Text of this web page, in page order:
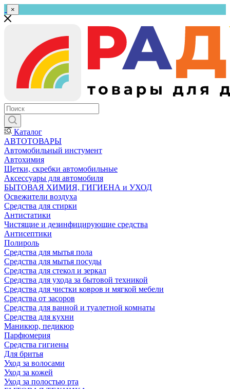
×
Каталог
АВТОТОВАРЫ
Автомобильный инстумент
Автохимия
Щетки, скребки автомобильные
Аксессуары для автомобиля
БЫТОВАЯ ХИМИЯ, ГИГИЕНА и УХОД
Освежители воздуха
Средства для стирки
Антистатики
Чистящие и дезинфицирующие средства
Антисептики
Полироль
Средства для мытья пола
Средства для мытья посуды
Средства для стекол и зеркал
Средства для ухода за бытовой техникой
Средства для чистки ковров и мягкой мебели
Средства от засоров
Средства для ванной и туалетной комнаты
Средства для кухни
Маникюр, педикюр
Парфюмерия
Средства гигиены
Для бритья
Уход за волосами
Уход за кожей
Уход за полостью рта